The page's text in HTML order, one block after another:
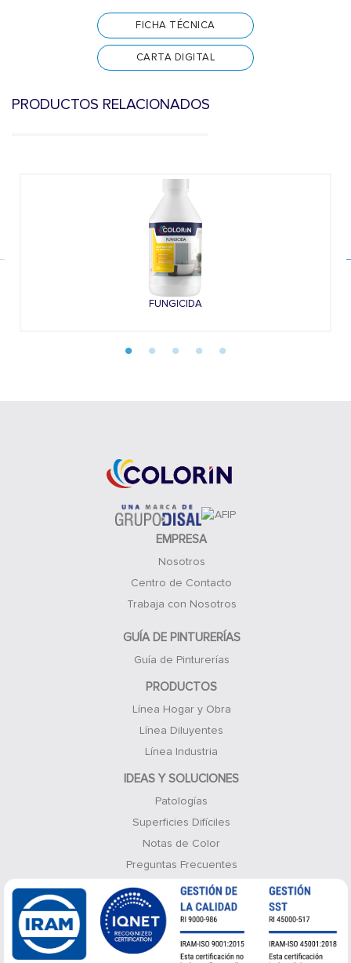
FICHA TÉCNICA
CARTA DIGITAL
PRODUCTOS RELACIONADOS
FUNGICIDA
EMPRESA
Nosotros
Centro de Contacto
Trabaja con Nosotros
GUÍA DE PINTURERÍAS
Guía de Pinturerías
PRODUCTOS
Línea Hogar y Obra
Línea Diluyentes
Línea Industria
IDEAS Y SOLUCIONES
Patologías
Superficies Difíciles
Notas de Color
Preguntas Frecuentes